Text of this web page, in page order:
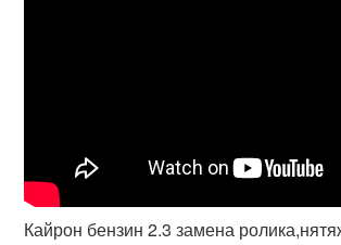
Кайрон бензин 2.3 замена